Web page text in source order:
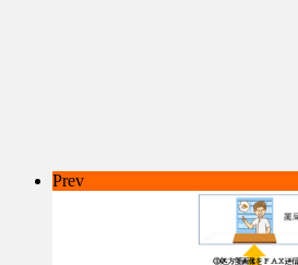
Prev